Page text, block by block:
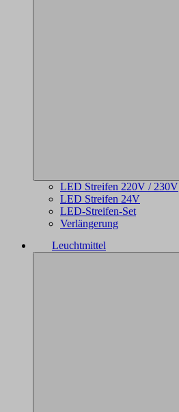
LED Streifen 220V / 230V
LED Streifen 24V
LED-Streifen-Set
Verlängerung
Leuchtmittel